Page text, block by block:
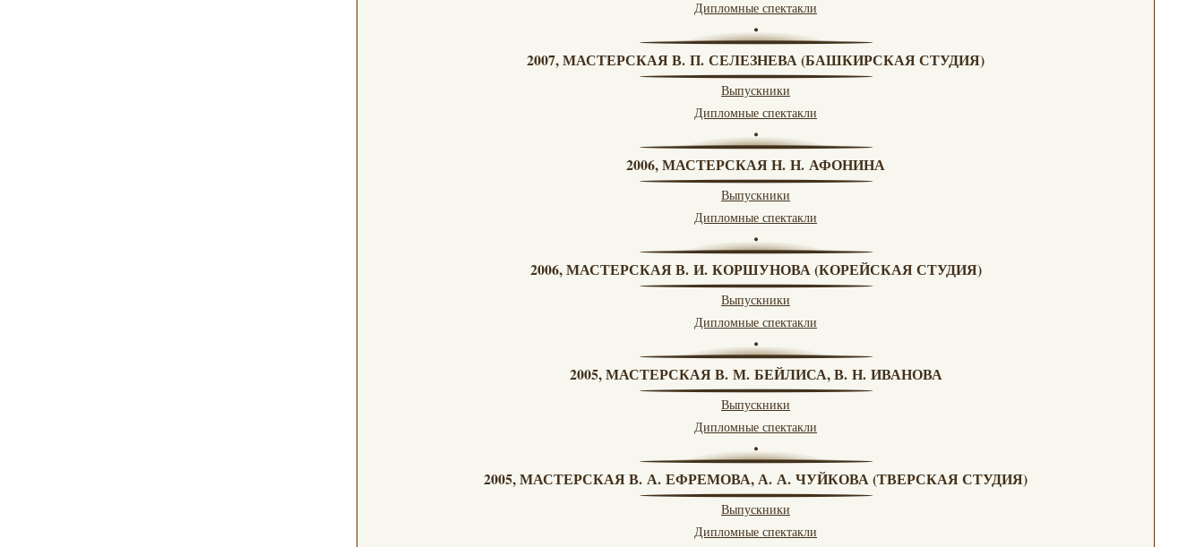
Дипломные спектакли
2007, МАСТЕРСКАЯ В. П. СЕЛЕЗНЕВА (БАШКИРСКАЯ СТУДИЯ)
Выпускники
Дипломные спектакли
2006, МАСТЕРСКАЯ Н. Н. АФОНИНА
Выпускники
Дипломные спектакли
2006, МАСТЕРСКАЯ В. И. КОРШУНОВА (КОРЕЙСКАЯ СТУДИЯ)
Выпускники
Дипломные спектакли
2005, МАСТЕРСКАЯ В. М. БЕЙЛИСА, В. Н. ИВАНОВА
Выпускники
Дипломные спектакли
2005, МАСТЕРСКАЯ В. А. ЕФРЕМОВА, А. А. ЧУЙКОВА (ТВЕРСКАЯ СТУДИЯ)
Выпускники
Дипломные спектакли